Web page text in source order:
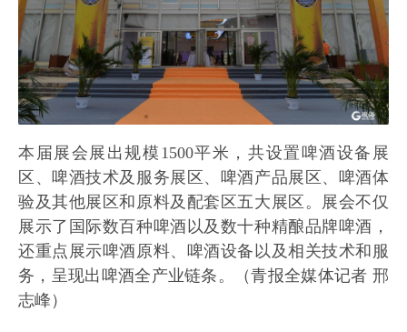
本届展会展出规模1500平米，共设置啤酒设备展
区、啤酒技术及服务展区、啤酒产品展区、啤酒体
验及其他展区和原料及配套区五大展区。展会不仅
展示了国际数百种啤酒以及数十种精酿品牌啤酒，
还重点展示啤酒原料、啤酒设备以及相关技术和服
务，呈现出啤酒全产业链条。（青报全媒体记者 邢
志峰）